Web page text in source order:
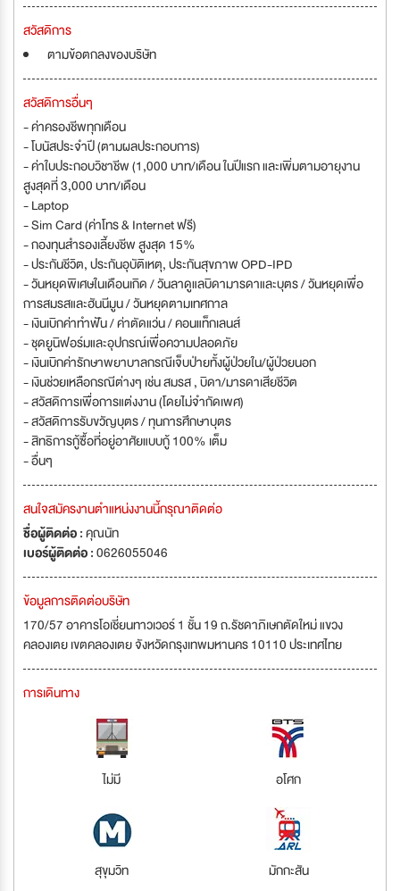
สวัสดิการ
ตามข้อตกลงของบริษัท
สวัสดิการอื่นๆ
- ค่าครองชีพทุกเดือน
- โบนัสประจำปี (ตามผลประกอบการ)
- ค่าใบประกอบวิชาชีพ (1,000 บาท/เดือน ในปีแรก และเพิ่มตามอายุงาน
สูงสุดที่ 3,000 บาท/เดือน
- Laptop
- Sim Card (ค่าโทร & Internet ฟรี)
- กองทุนสำรองเลี้ยงชีพ สูงสุด 15%
- ประกันชีวิต, ประกันอุบัติเหตุ, ประกันสุขภาพ OPD-IPD
- วันหยุดพิเศษในเดือนเกิด / วันลาดูแลบิดามารดาและบุตร / วันหยุดเพื่อ
การสมรสและฮันนีมูน / วันหยุดตามเทศกาล
- เงินเบิกค่าทำฟัน / ค่าตัดแว่น / คอนแท็กเลนส์
- ชุดยูนิฟอร์มและอุปกรณ์เพื่อความปลอดภัย
- เงินเบิกค่ารักษาพยาบาลกรณีเจ็บป่ายทั้งผู้ป่วยใน/ผู้ป่วยนอก
- เงินช่วยเหลือกรณีต่างๆ เช่น สมรส , บิดา/มารดาเสียชีวิต
- สวัสดิการเพื่อการแต่งงาน (โดยไม่จำกัดเพศ)
- สวัสดิการรับขวัญบุตร / ทุนการศึกษาบุตร
- สิทธิการกู้ซื้อที่อยู่อาศัยแบบกู้ 100% เต็ม
- อื่นๆ
สนใจสมัครงานตำแหน่งงานนี้กรุณาติดต่อ
ชื่อผู้ติดต่อ :คุณนัท
เบอร์ผู้ติดต่อ :0626055046
ข้อมูลการติดต่อบริษัท
170/57 อาคารโอเชี่ยนทาวเวอร์ 1 ชั้น 19 ถ.รัชดาภิเษกตัดใหม่ แขวง
คลองเตย เขตคลองเตย จังหวัดกรุงเทพมหานคร 10110 ประเทศไทย
การเดินทาง
ไม่มี อโศก
สุขุมวิท มักกะสัน